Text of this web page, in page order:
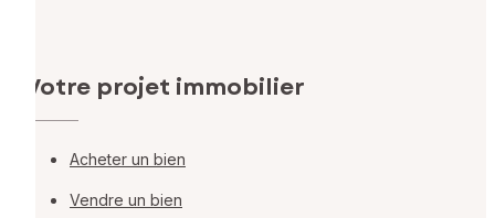
Votre projet immobilier
Acheter un bien
Vendre un bien